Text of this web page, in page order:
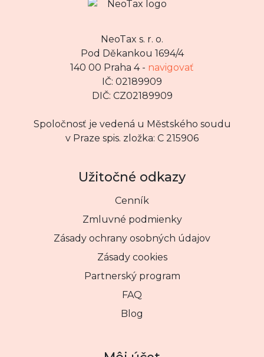
NeoTax s. r. o.
Pod Děkankou 1694/4
140 00 Praha 4 - navigovať
IČ: 02189909
DIČ: CZ02189909
Spoločnosť je vedená u Městského soudu
v Praze spis. zložka: C 215906
Užitočné odkazy
Cenník
Zmluvné podmienky
Zásady ochrany osobných údajov
Zásady cookies
Partnerský program
FAQ
Blog